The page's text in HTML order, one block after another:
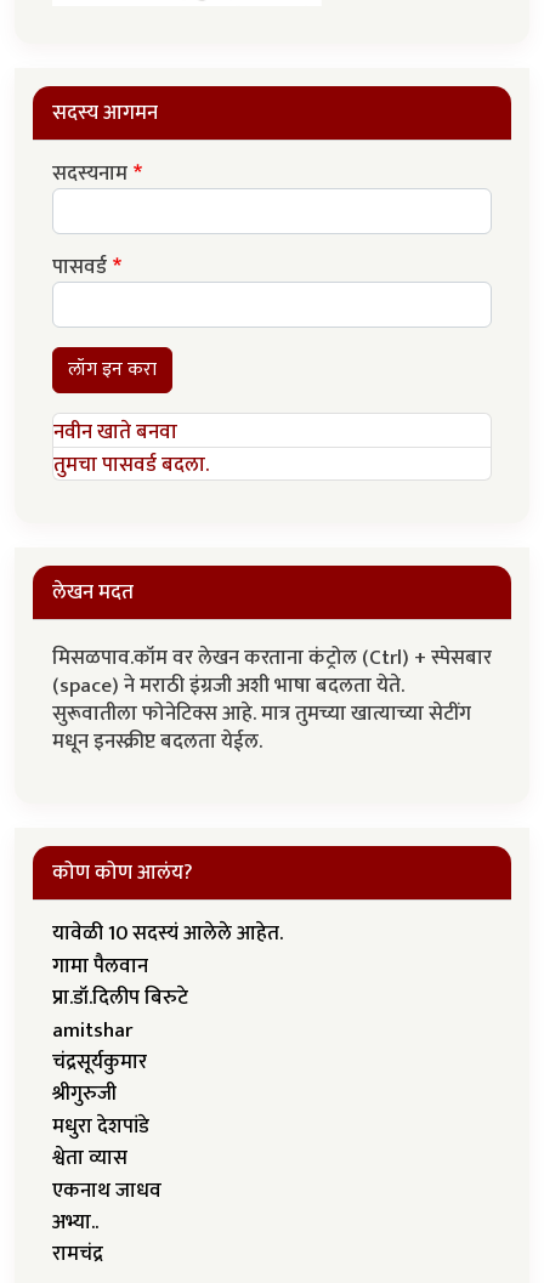
सदस्य आगमन
सदस्यनाम
पासवर्ड
लॉग इन करा
नवीन खाते बनवा
तुमचा पासवर्ड बदला.
लेखन मदत
मिसळपाव.कॉम वर लेखन करताना कंट्रोल (Ctrl) + स्पेसबार
(space) ने मराठी इंग्रजी अशी भाषा बदलता येते.
सुरूवातीला फोनेटिक्स आहे. मात्र तुमच्या खात्याच्या सेटींग
मधून इनस्क्रीप्ट बदलता येईल.
कोण कोण आलंय?
यावेळी 10 सदस्यं आलेले आहेत.
गामा पैलवान
प्रा.डॉ.दिलीप बिरुटे
amitshar
चंद्रसूर्यकुमार
श्रीगुरुजी
मधुरा देशपांडे
श्वेता व्यास
एकनाथ जाधव
अभ्या..
रामचंद्र